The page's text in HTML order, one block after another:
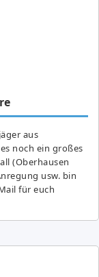
aus
noch ein großes
(Oberhausen
usw. bin
für euch